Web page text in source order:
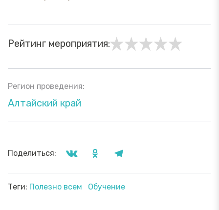
Рейтинг мероприятия:
Регион проведения:
Алтайский край
Поделиться:
Теги: Полезно всем Обучение